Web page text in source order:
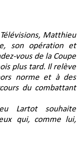
Matthieu
son opération et
vous de la Coupe
plus tard. Il relève
norme et à des
du combattant
Lartot souhaite
qui, comme lui,